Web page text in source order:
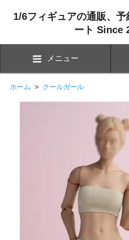
1/6フィギュアの通販、
ート Since
メニュー
ホーム > クールガール